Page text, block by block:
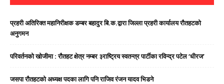
प्रहरी अतिरिक्त महानिरीक्षक डम्बर बहादुर बि.क.द्वारा जिल्ला प्रहरी कार्यालय रौतहटको
अनुगमन
परिवर्तनको खोजीमा : रौतहट क्षेत्र नम्बर ३राष्ट्रिय स्वतन्त्र पार्टीका रविन्द्र पटेल ‘धीरज’
जसपा राैतहटको अध्यक्ष पदका लागि पनि राजिव रंजन यादव भिडने